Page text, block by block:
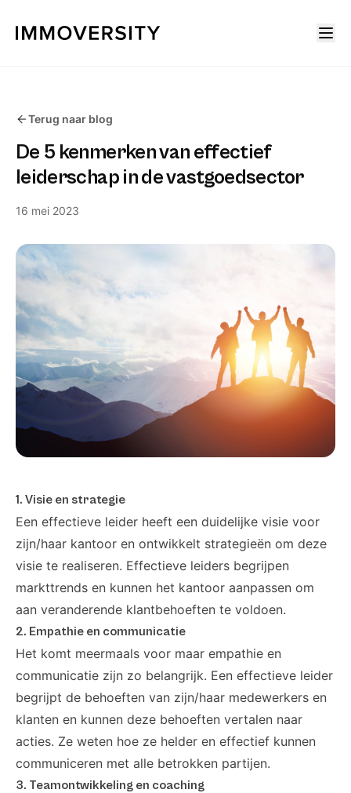
Terug naar blog
De 5 kenmerken van effectief
leiderschap in de vastgoedsector
16 mei 2023
1. Visie en strategie
Een effectieve leider heeft een duidelijke visie voor
zijn/haar kantoor en ontwikkelt strategieën om deze
visie te realiseren. Effectieve leiders begrijpen
markttrends en kunnen het kantoor aanpassen om
aan veranderende klantbehoeften te voldoen.
2. Empathie en communicatie
Het komt meermaals voor maar empathie en
communicatie zijn zo belangrijk. Een effectieve leider
begrijpt de behoeften van zijn/haar medewerkers en
klanten en kunnen deze behoeften vertalen naar
acties. Ze weten hoe ze helder en effectief kunnen
communiceren met alle betrokken partijen.
3. Teamontwikkeling en coaching